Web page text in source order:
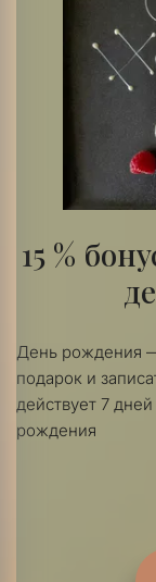
15 %
День рождения
подарок и
действует 7
рождения